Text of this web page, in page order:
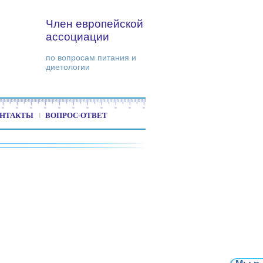
Член европейской
ассоциации
по вопросам питания и
диетологии
ВОПРОС-ОТВЕТ